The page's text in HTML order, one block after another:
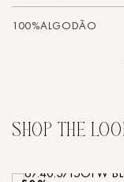
100%ALGODÃO